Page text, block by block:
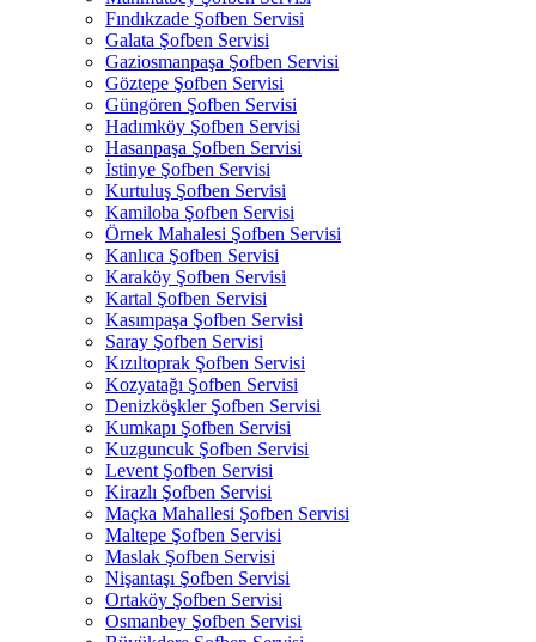
Fındıkzade Şofben Servisi
Galata Şofben Servisi
Gaziosmanpaşa Şofben Servisi
Göztepe Şofben Servisi
Güngören Şofben Servisi
Hadımköy Şofben Servisi
Hasanpaşa Şofben Servisi
İstinye Şofben Servisi
Kurtuluş Şofben Servisi
Kamiloba Şofben Servisi
Örnek Mahalesi Şofben Servisi
Kanlıca Şofben Servisi
Karaköy Şofben Servisi
Kartal Şofben Servisi
Kasımpaşa Şofben Servisi
Saray Şofben Servisi
Kızıltoprak Şofben Servisi
Kozyatağı Şofben Servisi
Denizköşkler Şofben Servisi
Kumkapı Şofben Servisi
Kuzguncuk Şofben Servisi
Levent Şofben Servisi
Kirazlı Şofben Servisi
Maçka Mahallesi Şofben Servisi
Maltepe Şofben Servisi
Maslak Şofben Servisi
Nişantaşı Şofben Servisi
Ortaköy Şofben Servisi
Osmanbey Şofben Servisi